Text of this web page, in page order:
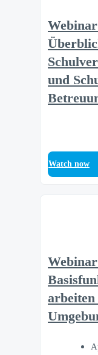
und
Watch now